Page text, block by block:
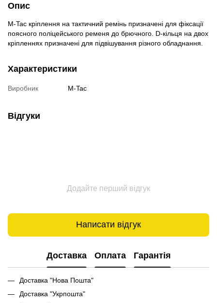
Опис
M-Tac кріплення на тактичний ремінь призначені для фіксації
поясного поліцейського ременя до брючного. D-кільця на двох
кріпленнях призначені для підвішування різного обладнання.
Характеристики
Виробник M-Tac
Відгуки
Додайте перший відгук
Написати відгук
Доставка Оплата Гарантія
Доставка "Нова Пошта"
Доставка "Укрпошта"